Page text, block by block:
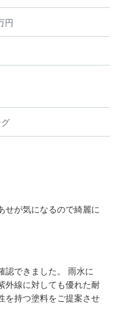
円
せが気になるので綺麗に
認できました。 雨水に
外線に対しても優れた耐
を持つ塗料をご提案させ